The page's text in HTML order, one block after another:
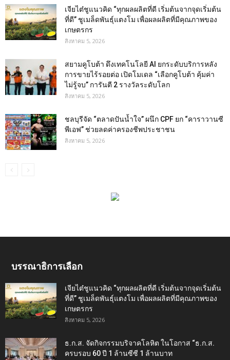
เจียไต๋ชูแนวคิด “ทุกผลผลิตที่ดี เริ่มต้นจากจุดเริ่มต้น
ที่ดี” ชูเมล็ดพันธุ์แตงโม เพื่อผลผลิตที่มีคุณภาพของ
เกษตรกร
สิงหาคม 5, 2026
สยามคูโบต้า ดึงเทคโนโลยี AI ยกระดับบริการหลัง
การขายไร้รอยต่อ เปิดโมเดล “เลือกคูโบต้า คุ้มค่า
ไม่รู้จบ” การันตี 2 รางวัลระดับโลก
สิงหาคม 5, 2026
ชลบุรีจัด “ตลาดปันน้ำใจ” ผนึก CPF ยก “คาราวานซี
พีเอฟ” ช่วยลดค่าครองชีพประชาชน
สิงหาคม 5, 2026
บรรณาธิการเลือก
เจียไต๋ชูแนวคิด “ทุกผลผลิตที่ดี เริ่มต้นจากจุดเริ่มต้น
ที่ดี” ชูเมล็ดพันธุ์แตงโม เพื่อผลผลิตที่มีคุณภาพของ
เกษตรกร
สิงหาคม 5, 2026
ธ.ก.ส. จัดกิจกรรมบริจาคโลหิต ในโอกาส “ธ.ก.ส.
ครบรอบ 60 ปี 1 ล้านซีซี 1 ล้านบาท